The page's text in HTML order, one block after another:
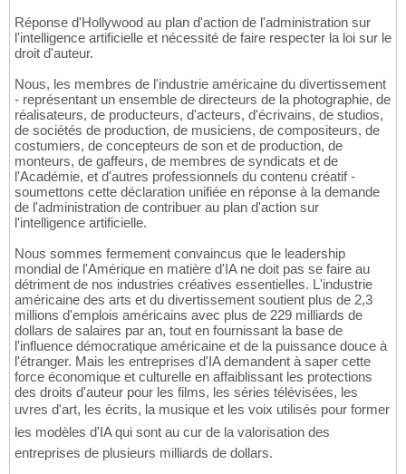
Réponse d'Hollywood au plan d'action de l'administration sur
l'intelligence artificielle et nécessité de faire respecter la loi sur le
droit d'auteur.
Nous, les membres de l'industrie américaine du divertissement
- représentant un ensemble de directeurs de la photographie, de
réalisateurs, de producteurs, d'acteurs, d'écrivains, de studios,
de sociétés de production, de musiciens, de compositeurs, de
costumiers, de concepteurs de son et de production, de
monteurs, de gaffeurs, de membres de syndicats et de
l'Académie, et d'autres professionnels du contenu créatif -
soumettons cette déclaration unifiée en réponse à la demande
de l'administration de contribuer au plan d'action sur
l'intelligence artificielle.
Nous sommes fermement convaincus que le leadership
mondial de l'Amérique en matière d'IA ne doit pas se faire au
détriment de nos industries créatives essentielles. L'industrie
américaine des arts et du divertissement soutient plus de 2,3
millions d'emplois américains avec plus de 229 milliards de
dollars de salaires par an, tout en fournissant la base de
l'influence démocratique américaine et de la puissance douce à
l'étranger. Mais les entreprises d'IA demandent à saper cette
force économique et culturelle en affaiblissant les protections
des droits d'auteur pour les films, les séries télévisées, les
uvres d'art, les écrits, la musique et les voix utilisés pour former
les modèles d'IA qui sont au cur de la valorisation des
entreprises de plusieurs milliards de dollars.